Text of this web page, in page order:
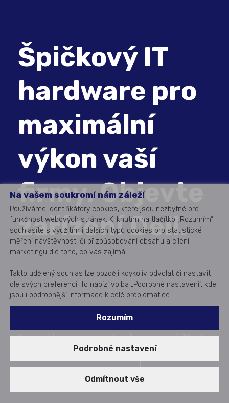
Špičkový IT
hardware pro
maximální
výkon vaší
firmy. Objevte
zařízení Dell.
Dodáváme a instalujeme servery, úložiště i další IT
hardware od předních světových výrobců.
Spolehněte se na naše odborníkys více než 30 lety
Na vašem soukromí nám záleží
Používáme identifikátory cookies, které jsou nezbytné pro
funkčnost webových stránek. Kliknutím na tlačítko „Rozumím“
souhlasíte s využitím i dalších typů cookies pro statistické
měření návštěvnosti či přizpůsobování obsahu a cílení
marketingu dle toho, co vás zajímá.
Takto udělený souhlas lze později kdykoliv odvolat či nastavit
dle svých preferencí. To nabízí volba „Podrobné nastavení“, kde
jsou i podrobnější informace k celé problematice.
Rozumím
Podrobné nastavení
Odmítnout vše